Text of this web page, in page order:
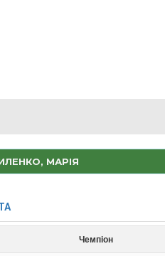
МАРІЯ
Чемпіон